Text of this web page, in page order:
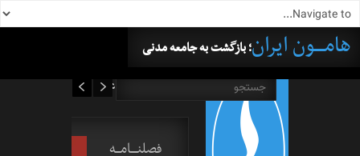
هامــــون ایران؛ بازگشت به جامعه مدنی
فصلنــــامـــه